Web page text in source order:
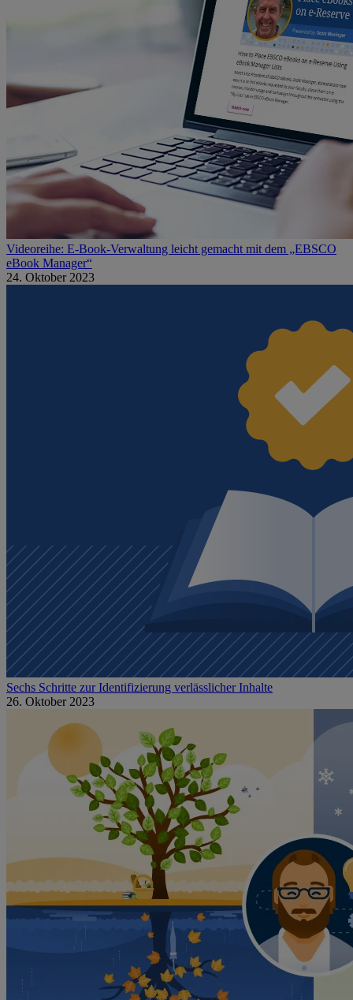
Videoreihe: E-Book-Verwaltung leicht gemacht mit dem „EBSCO
eBook Manager“
24. Oktober 2023
Sechs Schritte zur Identifizierung verlässlicher Inhalte
26. Oktober 2023